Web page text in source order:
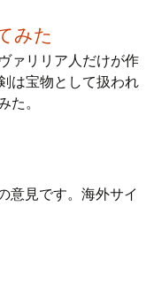
みた
ァリリア人だけが作
は宝物として扱われ
。
意見です。海外サイ